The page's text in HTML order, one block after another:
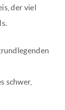
der viel
schwer,